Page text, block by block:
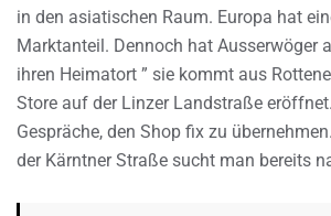
in den asiatischen Raum. Europa hat
Marktanteil. Dennoch hat Ausserwöger
ihren Heimatort ” sie kommt aus
Store auf der Linzer Landstraße
Gespräche, den Shop fix zu
der Kärntner Straße sucht man bereits